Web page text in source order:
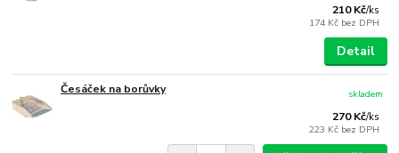
210 Kč/ks
174 Kč bez DPH
Detail
Česáček na borůvky
270 Kč/ks
223 Kč bez DPH
skladem